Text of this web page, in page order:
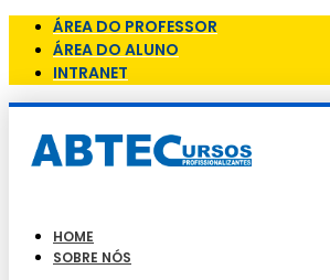
ÁREA DO PROFESSOR
ÁREA DO ALUNO
INTRANET
HOME
SOBRE NÓS